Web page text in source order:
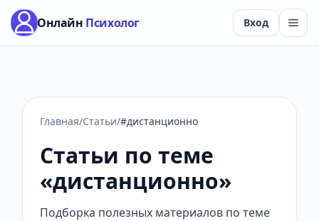
Онлайн Психолог Вход
Главная/Статьи/#дистанционно
Статьи по теме
«дистанционно»
Подборка полезных материалов по теме